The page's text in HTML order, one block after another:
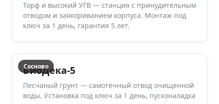
Торф и высокий УГВ — станция с принудительным
отводом и заякориванием корпуса. Монтаж под
ключ за 1 день, гарантия 5 лет.
Сосново
БиоДека-5
Песчаный грунт — самотёчный отвод очищенной
воды. Установка под ключ за 1 день, пусконаладка